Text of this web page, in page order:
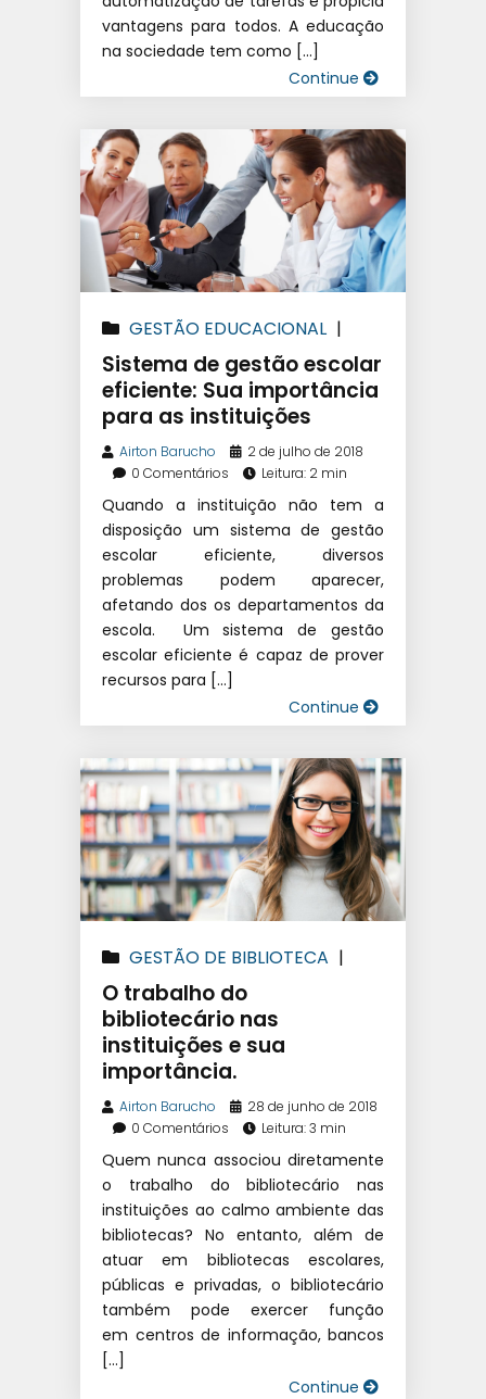
vantagens para todos. A educação
na sociedade tem como […]
Continue
GESTÃO EDUCACIONAL |
SISTEMA DE GESTÃO
EDUCACIONAL | SOFTWARE
ESCOLAR
Sistema de gestão escolar
eficiente: Sua importância
para as instituições
Airton Barucho
2 de julho de 2018
0 Comentários
Leitura: 2 min
Quando a instituição não tem a
disposição um sistema de gestão
escolar eficiente, diversos
problemas podem aparecer,
afetando dos os departamentos da
escola. Um sistema de gestão
escolar eficiente é capaz de prover
recursos para […]
Continue
GESTÃO DE BIBLIOTECA |
SISTEMA DE GESTÃO
EDUCACIONAL |SOFTWARE
ESCOLAR
O trabalho do
bibliotecário nas
instituições e sua
importância.
Airton Barucho
28 de junho de 2018
0 Comentários
Leitura: 3 min
Quem nunca associou diretamente
o trabalho do bibliotecário nas
instituições ao calmo ambiente das
bibliotecas? No entanto, além de
atuar em bibliotecas escolares,
públicas e privadas, o bibliotecário
também pode exercer função
em centros de informação, bancos
[…]
Continue